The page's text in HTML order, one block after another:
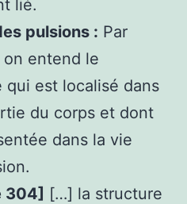
lié.
pulsions : Par
entend le
qui est localisé dans
du corps et dont
dans la vie
304] […] la structure